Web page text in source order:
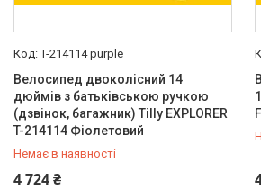
Сталь 14
14" 3
16" 4
T-214114 purple
Велосипед двоколісний 14
дюймів з батьківською ручкою
(дзвінок, багажник) Tilly EXPLORER
T-214114 Фіолетовий
Немає в наявності
4 724 ₴
0 (800) 33-98-35